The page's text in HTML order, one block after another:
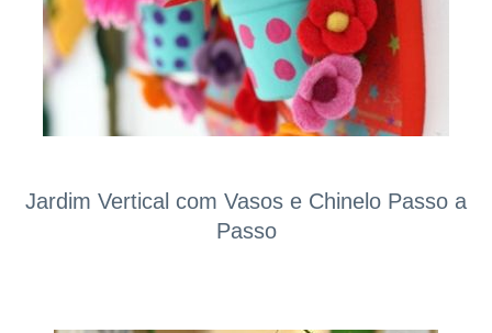
Jardim Vertical com Vasos e Chinelo Passo a
Passo